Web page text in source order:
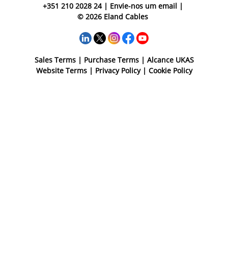
+351 210 2028 24| Envie-nos um email |
© 2026 Eland Cables
Sales Terms| Purchase Terms| Alcance UKAS
Website Terms| Privacy Policy| Cookie Policy